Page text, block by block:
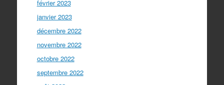
février 2023
janvier 2023
décembre 2022
novembre 2022
octobre 2022
septembre 2022